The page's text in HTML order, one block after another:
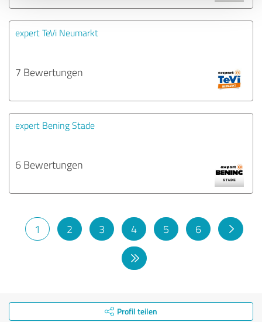
expert TeVi Neumarkt
7 Bewertungen
expert Bening Stade
6 Bewertungen
1 2 3 4 5 6
Profil teilen